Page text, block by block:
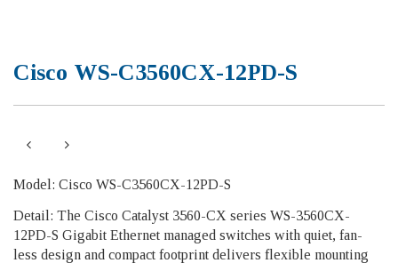
Cisco WS-C3560CX-12PD-S
Model: Cisco WS-C3560CX-12PD-S
Detail: The Cisco Catalyst 3560-CX series WS-3560CX-
12PD-S Gigabit Ethernet managed switches with quiet, fan-
less design and compact footprint delivers flexible mounting